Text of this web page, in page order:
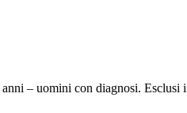
– uomini con diagnosi. Esclusi